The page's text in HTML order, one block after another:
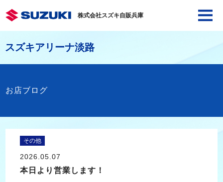
株式会社スズキ自販兵庫
スズキアリーナ淡路
お店ブログ
その他
2026.05.07
本日より営業します！